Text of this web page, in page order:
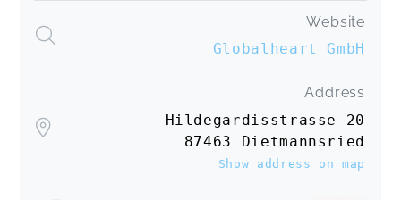
Website
Globalheart GmbH
Address
Hildegardisstrasse 20
87463 Dietmannsried
Show address on map